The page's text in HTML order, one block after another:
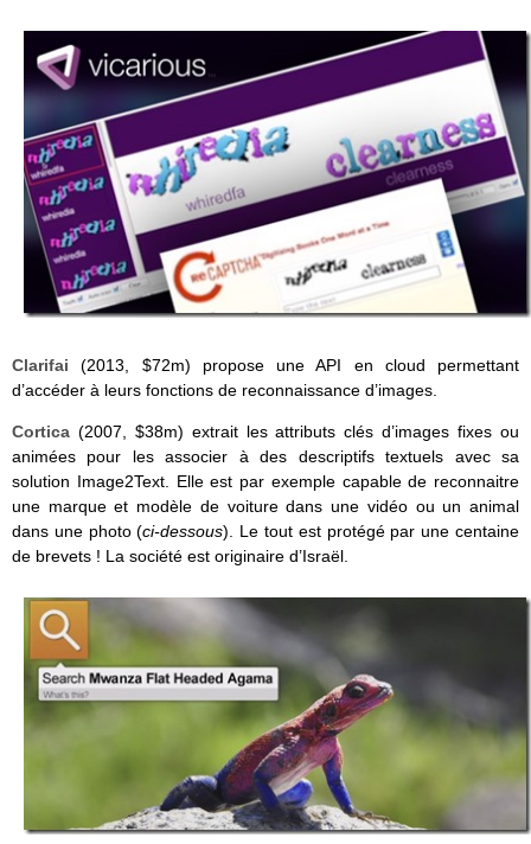
Clarifai (2013, $72m) propose une API en cloud permettant
d’accéder à leurs fonctions de reconnaissance d’images.
Cortica (2007, $38m) extrait les attributs clés d’images fixes ou
animées pour les associer à des descriptifs textuels avec sa
solution Image2Text. Elle est par exemple capable de reconnaitre
une marque et modèle de voiture dans une vidéo ou un animal
dans une photo (ci-dessous). Le tout est protégé par une centaine
de brevets ! La société est originaire d’Israël.